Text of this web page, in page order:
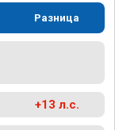
Разница
+13 л.с.